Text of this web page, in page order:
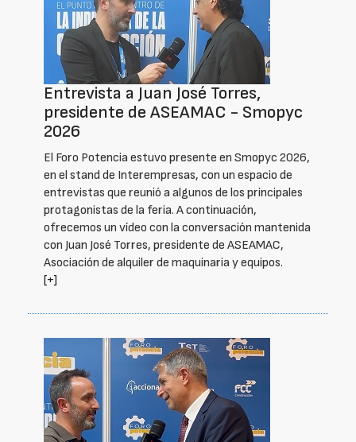
Entrevista a Juan José Torres,
presidente de ASEAMAC - Smopyc
2026
El Foro Potencia estuvo presente en Smopyc 2026,
en el stand de Interempresas, con un espacio de
entrevistas que reunió a algunos de los principales
protagonistas de la feria. A continuación,
ofrecemos un vídeo con la conversación mantenida
con Juan José Torres, presidente de ASEAMAC,
Asociación de alquiler de maquinaria y equipos.
[+]